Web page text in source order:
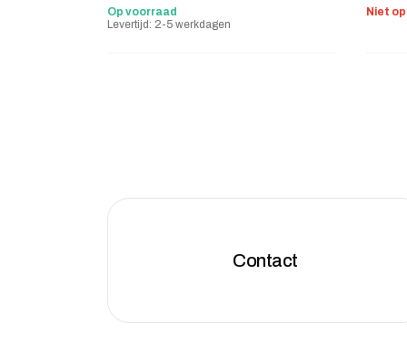
Op voorraad
Levertijd: 2-5 werkdagen
Niet
Contact